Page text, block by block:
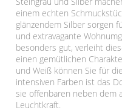
einem echten
glänzendem Silber sorgen
und extravagante
besonders gut, verleiht
einen gemütlichen
und Weiß können Sie für
intensiven Farben ist das
sie offenbaren neben dem
Leuchtkraft.